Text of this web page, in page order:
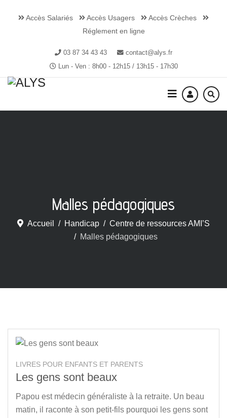
Accès Salariés Accès Usagers
Accès Crèches
Réglement en ligne
03 87 34 43 43
contact@alys.fr
Lun - Ven : 8h00 - 12h15 / 13h15 - 17h30
Malles pédagogiques
Accueil Handicap
Centre de ressources AMI’S
Malles pédagogiques
LIVRES POUR ENFANTS ET PARENTS
Les gens sont beaux
Papou est médecin généraliste à la retraite. Un beau
matin, il raconte à son petit-fils pourquoi les gens sont